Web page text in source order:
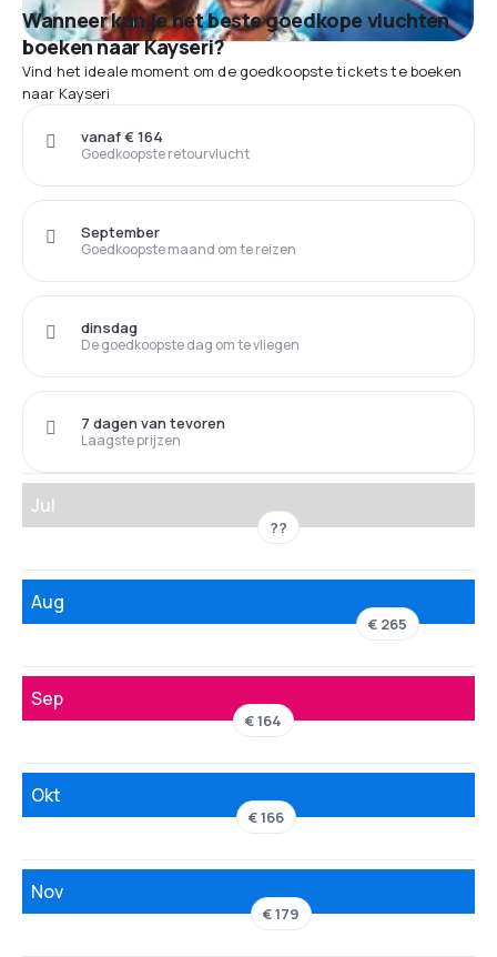
Wanneer kun je het beste goedkope vluchten
boeken naar Kayseri?
Vind het ideale moment om de goedkoopste tickets te boeken
naar Kayseri
Goedkoopste retourvlucht
vanaf € 164
Goedkoopste maand om te reizen
September
De goedkoopste dag om te vliegen
dinsdag
Laagste prijzen
7 dagen van tevoren
Jul
??
Aug
€ 265
Sep
€ 164
Okt
€ 166
Nov
€ 179